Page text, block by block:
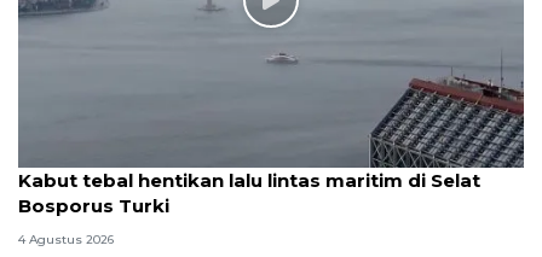
Kabut tebal hentikan lalu lintas maritim di Selat
Bosporus Turki
4 Agustus 2026